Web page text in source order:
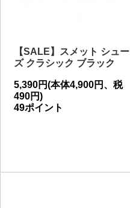
【SALE】スメット シュー
ズ クラシック ブラック
5,390円(本体4,900円、税
490円)
49ポイント